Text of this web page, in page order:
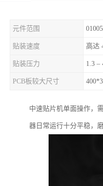
元件范围
贴装速度 高达
贴装压力 1.3 –
PCB板较大尺寸
中速贴片机单面操作，
器日常运行十分平稳，